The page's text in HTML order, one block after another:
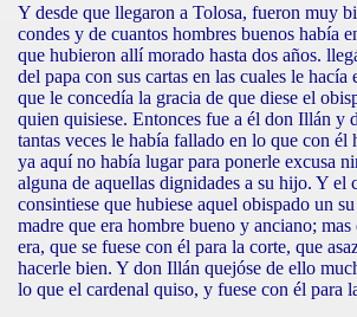
Y desde que llegaron a Tolosa, fueron muy
condes y de cuantos hombres buenos había
que hubieron allí morado hasta dos años.
del papa con sus cartas en las cuales le hacía
que le concedía la gracia de que diese el
quien quisiese. Entonces fue a él don Illán y
tantas veces le había fallado en lo que con él
ya aquí no había lugar para ponerle excusa
alguna de aquellas dignidades a su hijo. Y el
consintiese que hubiese aquel obispado un
madre que era hombre bueno y anciano; mas
era, que se fuese con él para la corte, que
hacerle bien. Y don Illán quejóse de ello
lo que el cardenal quiso, y fuese con él para